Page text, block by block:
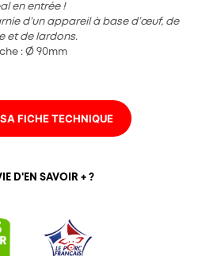
en entrée !
d’un appareil à base d’œuf, de
et de lardons.
: Ø 90mm
FICHE TECHNIQUE
D'EN SAVOIR + ?